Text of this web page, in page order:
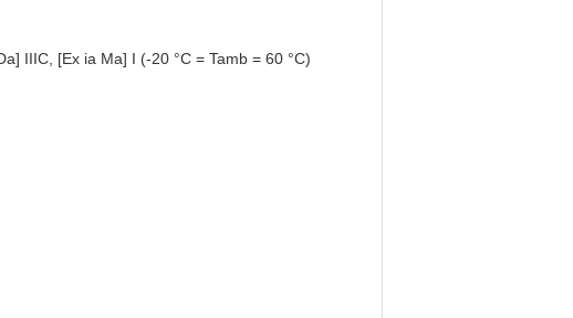
IIIC, [Ex ia Ma] I (-20 °C = Tamb = 60 °C)